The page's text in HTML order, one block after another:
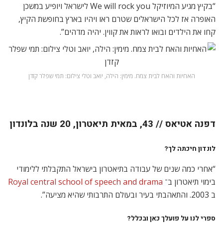
“בקיץ מגיע המיוזיקל We will rock you לישראל ויופיע במשכן
האופרה אז לכל הישראלים שטרם ראו ויהיו בארץ בחופשת הקיץ,
קחו את הילדים ובואו לראות את קווין. יהיה מדהים”.
האחיות והאח לבית צמח. מימין: הילה, יואב וטלי צילום: תמי שפלר קזדן
דפנה אטיאס// במאית תיאטרון, 20 שנה בלונדון
לונדון חיכתה לך?
“אחרי כמה שנים של עבודה בתיאטרון בישראל התקבלתי ללימודי
בימוי תיאטרון ב־ Royal central school of speech and drama
ב 2003. והתאהבתי בעיר ובעולם התרבותי שהיא מציעה”.
ספרי לנו על פועלך כאן ובכלל?